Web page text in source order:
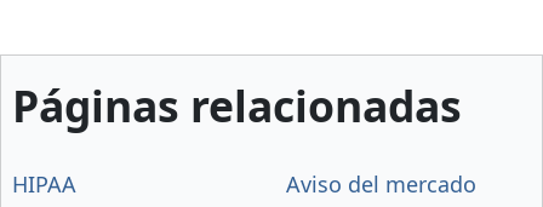
Páginas relacionadas
HIPAA Aviso del mercado